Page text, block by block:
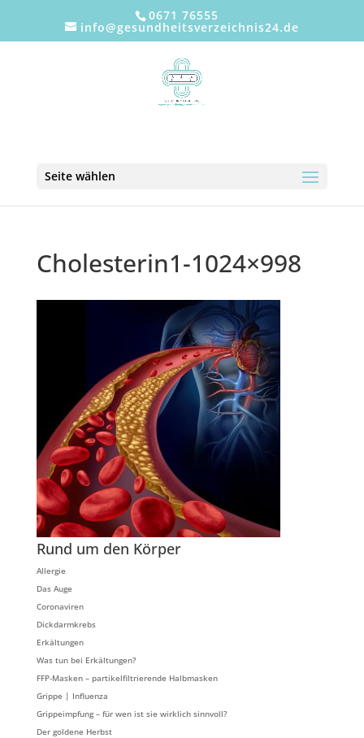
0671 76555
info@gesundheitsverzeichnis24.de
Seite wählen
Cholesterin1-1024×998
Rund um den Körper
Allergie
Das Auge
Coronaviren
Dickdarmkrebs
Erkältungen
Was tun bei Erkältungen?
FFP-Masken – partikelfiltrierende Halbmasken
Grippe | Influenza
Grippeimpfung – für wen ist sie wirklich sinnvoll?
Der goldene Herbst